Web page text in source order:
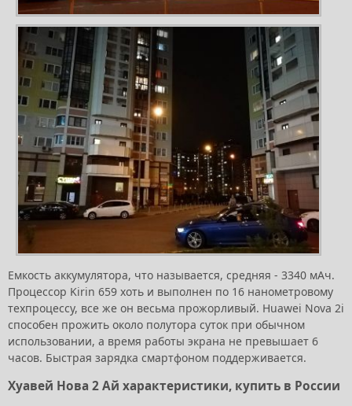
Емкость аккумулятора, что называется, средняя - 3340 мАч.
Процессор Kirin 659 хоть и выполнен по 16 нанометровому
техпроцессу, все же он весьма прожорливый. Huawei Nova 2i
способен прожить около полутора суток при обычном
использовании, а время работы экрана не превышает 6
часов. Быстрая зарядка смартфоном поддерживается.
Хуавей Нова 2 Ай характеристики, купить в России